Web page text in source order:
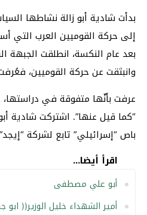
بدأت شادية أبو زالة نشاطها
إلى حركة القوميين العرب التي
بعد عام النكسة، انطلقت الجبهة
وانبثقت عن حركة القوميين،
عرفت بأنّها متفوقة في دراستها،
“كما قيل عنها”. اشتركت شادية
باص “إسرائيلي” تابع لشركة
اقرأ أيضا...
أبو علي مصطفى
أمير الشهداء خليل الوزير(( ابو